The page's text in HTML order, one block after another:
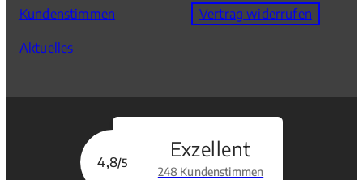
Kundenstimmen
Aktuelles
Vertrag widerrufen
4,8/5
Exzellent
248 Kundenstimmen